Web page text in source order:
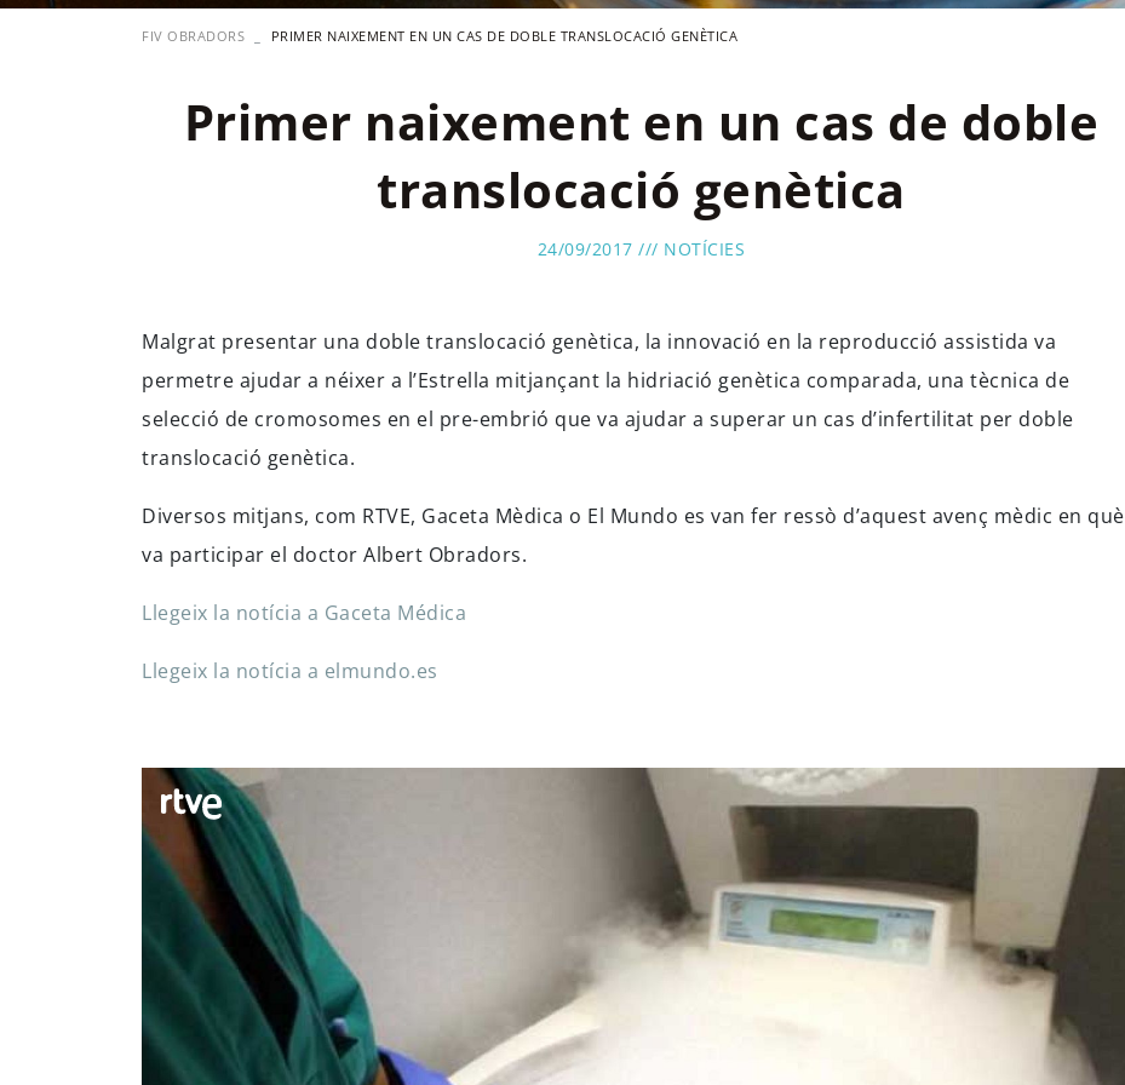
FIV OBRADORS PRIMER NAIXEMENT EN UN CAS DE DOBLE TRANSLOCACIÓ GENÈTICA
Primer naixement en un cas de doble
translocació genètica
24/09/2017 /// NOTÍCIES
Malgrat presentar una doble translocació genètica, la innovació en la reproducció assistida va
permetre ajudar a néixer a l’Estrella mitjançant la hidriació genètica comparada, una tècnica de
selecció de cromosomes en el pre-embrió que va ajudar a superar un cas d’infertilitat per doble
translocació genètica.
Diversos mitjans, com RTVE, Gaceta Mèdica o El Mundo es van fer ressò d’aquest avenç mèdic en què
va participar el doctor Albert Obradors.
Llegeix la notícia a Gaceta Médica
Llegeix la notícia a elmundo.es